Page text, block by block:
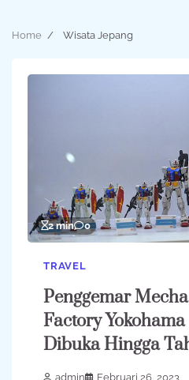
Home Wisata Jepang
2 min 0
TRAVEL
Penggemar
Factory
Dibuka Hingga
admin
Februari 26, 2023